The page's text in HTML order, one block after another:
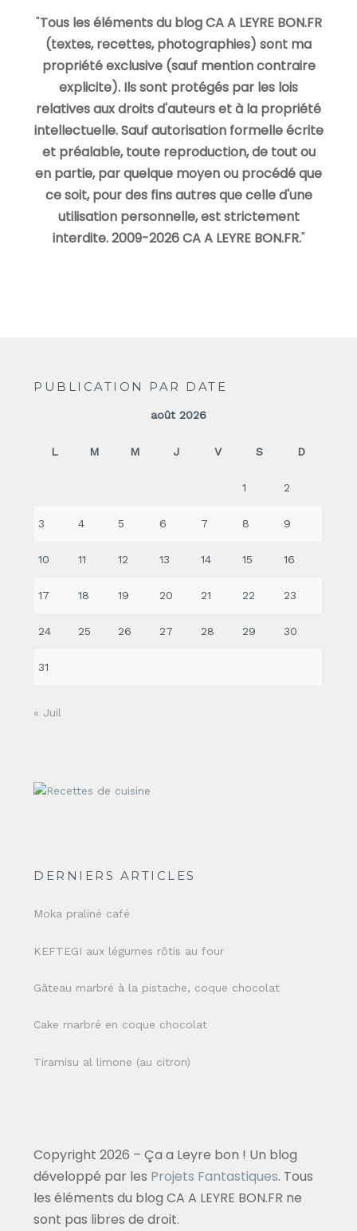
"Tous les éléments du blog CA A LEYRE BON.FR
(textes, recettes, photographies) sont ma
propriété exclusive (sauf mention contraire
explicite). Ils sont protégés par les lois
relatives aux droits d'auteurs et à la propriété
intellectuelle. Sauf autorisation formelle écrite
et préalable, toute reproduction, de tout ou
en partie, par quelque moyen ou procédé que
ce soit, pour des fins autres que celle d'une
utilisation personnelle, est strictement
interdite. 2009-2026 CA A LEYRE BON.FR."
PUBLICATION PAR DATE
août 2026
L M M J V S D
1 2
3 4 5 6 7 8 9
10 11 12 13 14 15 16
17 18 19 20 21 22 23
24 25 26 27 28 29 30
31
« Juil
DERNIERS ARTICLES
Moka praliné café
KEFTEGI aux légumes rôtis au four
Gâteau marbré à la pistache, coque chocolat
Cake marbré en coque chocolat
Tiramisu al limone (au citron)
Copyright 2026 – Ça a Leyre bon ! Un blog
développé par les Projets Fantastiques. Tous
les éléments du blog CA A LEYRE BON.FR ne
sont pas libres de droit.